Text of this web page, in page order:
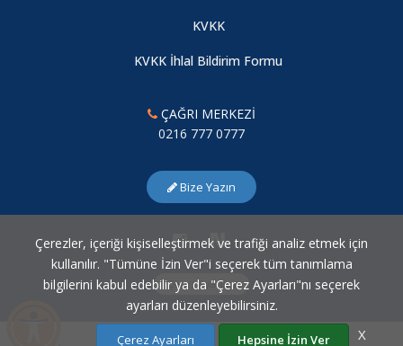
KVKK
KVKK İhlal Bildirim Formu
ÇAĞRI MERKEZİ
0216 777 0777
Bize Yazın
Çerez Ayarları
Çerezler, içeriği kişiselleştirmek ve trafiği analiz etmek için
kullanılır. "Tümüne İzin Ver"i seçerek tüm tanımlama
bilgilerini kabul edebilir ya da "Çerez Ayarları"nı seçerek
ayarları düzenleyebilirsiniz.
Çerez Ayarları Hepsine İzin Ver X